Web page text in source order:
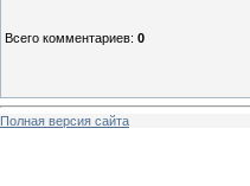
Всего комментариев: 0
Полная версия сайта